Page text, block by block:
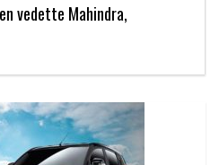
vedette Mahindra,